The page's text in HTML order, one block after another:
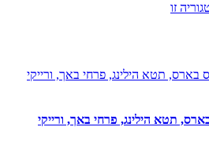
זו
תטא הילינג, פרחי באך, ורייקי